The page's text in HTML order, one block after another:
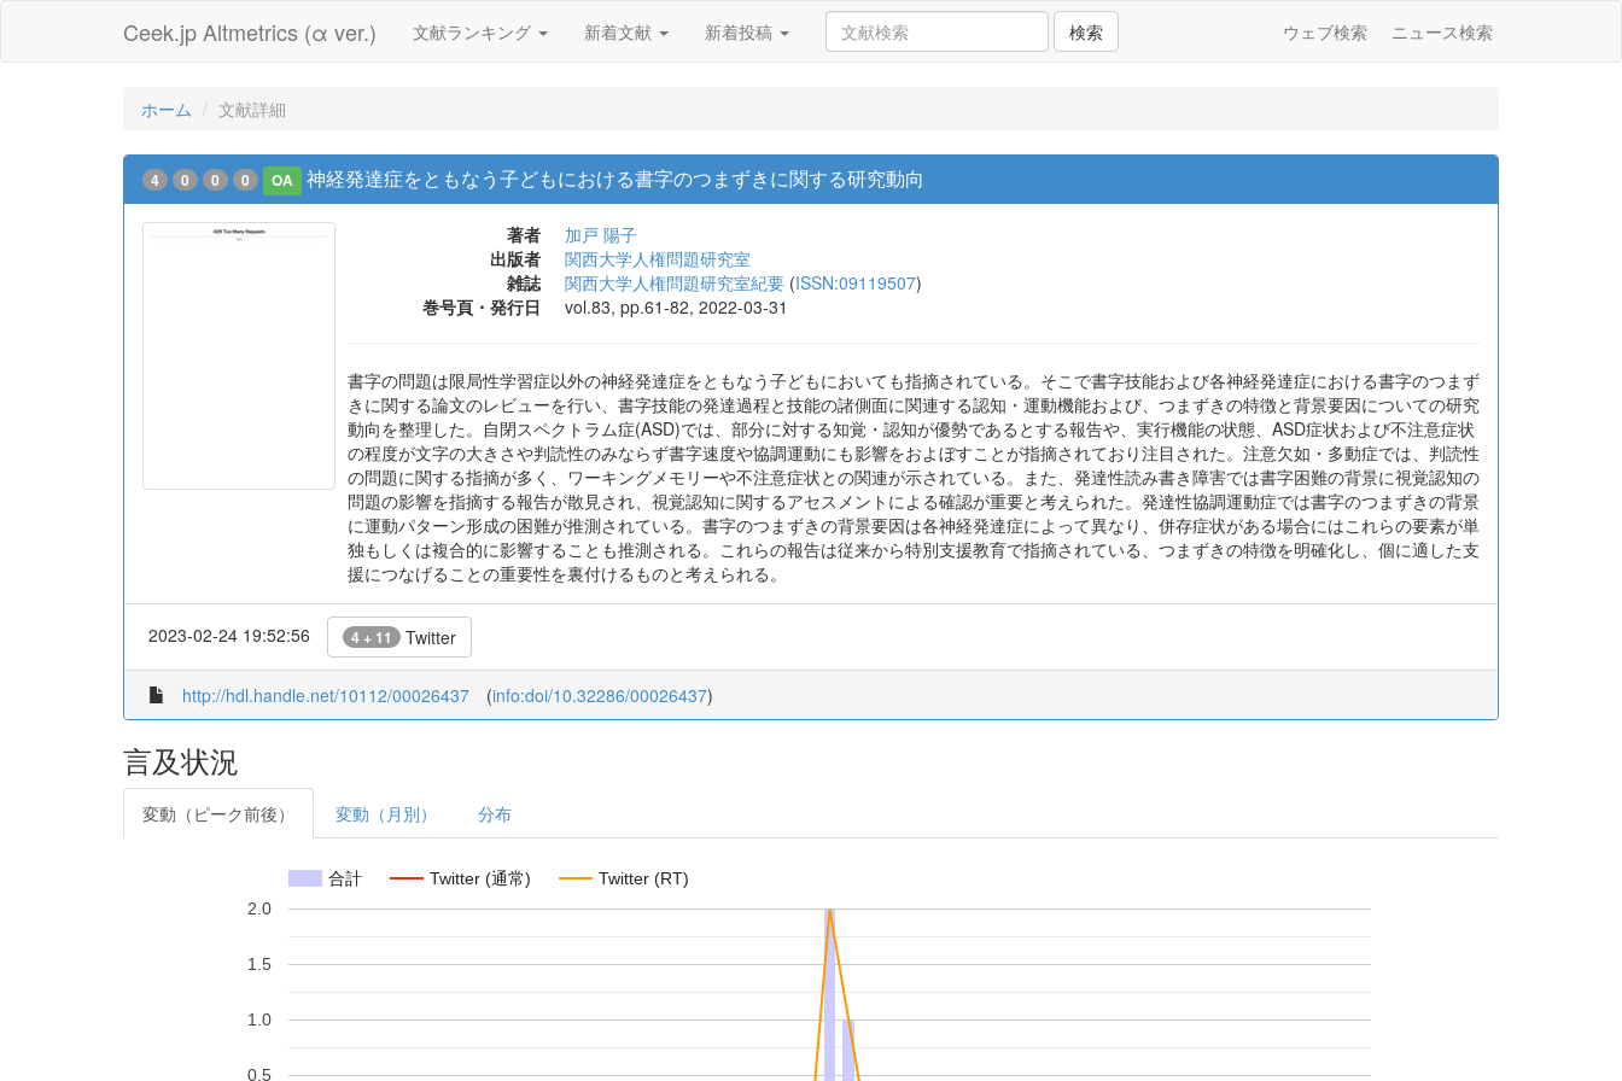
Ceek.jp Altmetrics (α ver.) 文献ランキング 新着文献 新着投稿 検索 ウェブ検索 ニュース検索
ホーム 文献詳細
4 0 0 0 OA 神経発達症をともなう子どもにおける書字のつまずきに関する研究動向
著者
加戸 陽子
出版者
関西大学人権問題研究室
雑誌
関西大学人権問題研究室紀要 (ISSN:09119507)
巻号頁・発行日
vol.83, pp.61-82, 2022-03-31
書字の問題は限局性学習症以外の神経発達症をともなう子どもにおいても指摘されている。そこで書字技能および各神経発達症における書字のつまず
きに関する論文のレビューを行い、書字技能の発達過程と技能の諸側面に関連する認知・運動機能および、つまずきの特徴と背景要因についての研究
動向を整理した。自閉スペクトラム症(ASD)では、部分に対する知覚・認知が優勢であるとする報告や、実行機能の状態、ASD症状および不注意症状
の程度が文字の大きさや判読性のみならず書字速度や協調運動にも影響をおよぼすことが指摘されており注目された。注意欠如・多動症では、判読性
の問題に関する指摘が多く、ワーキングメモリーや不注意症状との関連が示されている。また、発達性読み書き障害では書字困難の背景に視覚認知の
問題の影響を指摘する報告が散見され、視覚認知に関するアセスメントによる確認が重要と考えられた。発達性協調運動症では書字のつまずきの背景
に運動パターン形成の困難が推測されている。書字のつまずきの背景要因は各神経発達症によって異なり、併存症状がある場合にはこれらの要素が単
独もしくは複合的に影響することも推測される。これらの報告は従来から特別支援教育で指摘されている、つまずきの特徴を明確化し、個に適した支
援につなげることの重要性を裏付けるものと考えられる。
2023-02-24 19:52:56 4 + 11 Twitter
http://hdl.handle.net/10112/00026437 (info:doi/10.32286/00026437)
言及状況
変動（ピーク前後） 変動（月別） 分布
合計 Twitter (通常) Twitter (RT)
0.5
1.0
1.5
2.0